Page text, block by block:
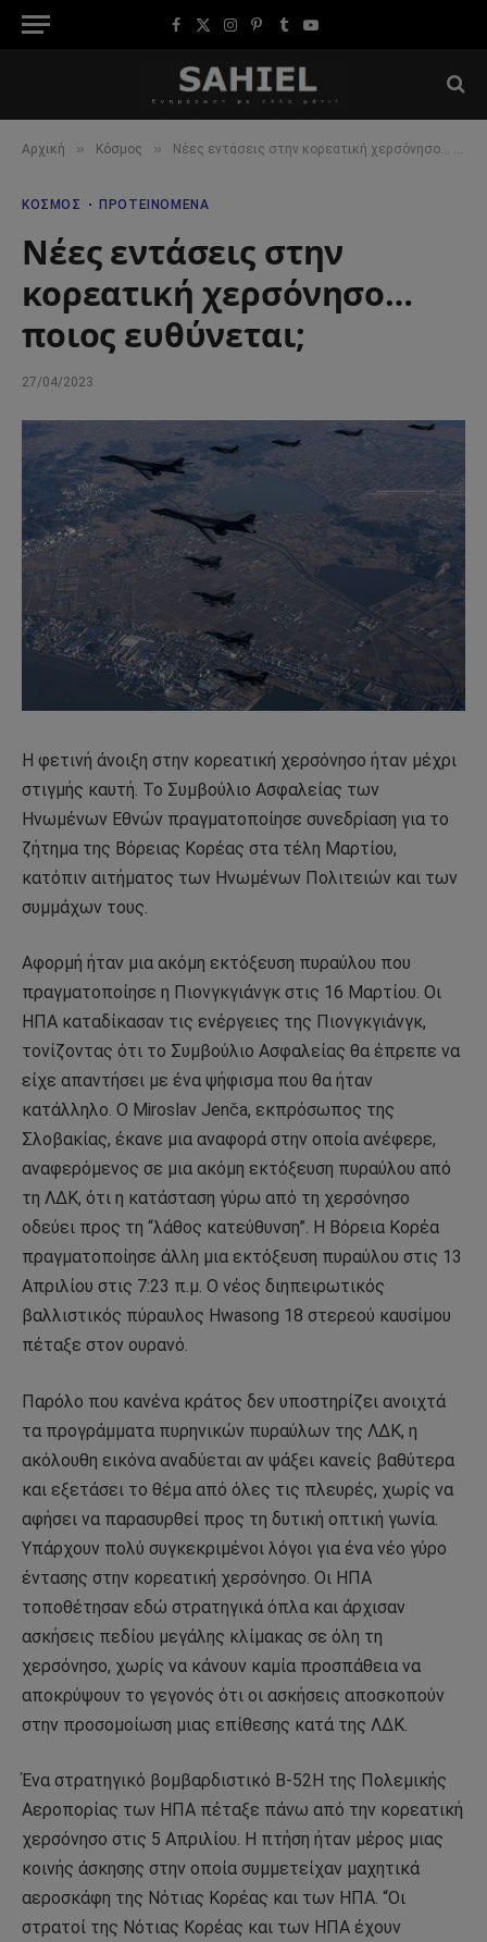
Facebook
X
Instagram
Pinterest
TumblrYouTube
Αρχική » Κόσμος » Νέες εντάσεις στην κορεατική χερσόνησο… ποιος ευθύνεται;
ΚΌΣΜΟΣ ΠΡΟΤΕΙΝΌΜΕΝΑ
Νέες εντάσεις στην
κορεατική χερσόνησο…
ποιος ευθύνεται;
27/04/2023
Η φετινή άνοιξη στην κορεατική χερσόνησο ήταν μέχρι
στιγμής καυτή. Το Συμβούλιο Ασφαλείας των
Ηνωμένων Εθνών πραγματοποίησε συνεδρίαση για το
ζήτημα της Βόρειας Κορέας στα τέλη Μαρτίου,
κατόπιν αιτήματος των Ηνωμένων Πολιτειών και των
συμμάχων τους.
Αφορμή ήταν μια ακόμη εκτόξευση πυραύλου που
πραγματοποίησε η Πιονγκγιάνγκ στις 16 Μαρτίου. Οι
ΗΠΑ καταδίκασαν τις ενέργειες της Πιονγκγιάνγκ,
τονίζοντας ότι το Συμβούλιο Ασφαλείας θα έπρεπε να
είχε απαντήσει με ένα ψήφισμα που θα ήταν
κατάλληλο. Ο Miroslav Jenča, εκπρόσωπος της
Σλοβακίας, έκανε μια αναφορά στην οποία ανέφερε,
αναφερόμενος σε μια ακόμη εκτόξευση πυραύλου από
τη ΛΔΚ, ότι η κατάσταση γύρω από τη χερσόνησο
οδεύει προς τη “λάθος κατεύθυνση”. Η Βόρεια Κορέα
πραγματοποίησε άλλη μια εκτόξευση πυραύλου στις 13
Απριλίου στις 7:23 π.μ. Ο νέος διηπειρωτικός
βαλλιστικός πύραυλος Hwasong 18 στερεού καυσίμου
πέταξε στον ουρανό.
Παρόλο που κανένα κράτος δεν υποστηρίζει ανοιχτά
τα προγράμματα πυρηνικών πυραύλων της ΛΔΚ, η
ακόλουθη εικόνα αναδύεται αν ψάξει κανείς βαθύτερα
και εξετάσει το θέμα από όλες τις πλευρές, χωρίς να
αφήσει να παρασυρθεί προς τη δυτική οπτική γωνία.
Υπάρχουν πολύ συγκεκριμένοι λόγοι για ένα νέο γύρο
έντασης στην κορεατική χερσόνησο. Οι ΗΠΑ
τοποθέτησαν εδώ στρατηγικά όπλα και άρχισαν
ασκήσεις πεδίου μεγάλης κλίμακας σε όλη τη
χερσόνησο, χωρίς να κάνουν καμία προσπάθεια να
αποκρύψουν το γεγονός ότι οι ασκήσεις αποσκοπούν
στην προσομοίωση μιας επίθεσης κατά της ΛΔΚ.
Ένα στρατηγικό βομβαρδιστικό B-52H της Πολεμικής
Αεροπορίας των ΗΠΑ πέταξε πάνω από την κορεατική
χερσόνησο στις 5 Απριλίου. Η πτήση ήταν μέρος μιας
κοινής άσκησης στην οποία συμμετείχαν μαχητικά
αεροσκάφη της Νότιας Κορέας και των ΗΠΑ. “Οι
στρατοί της Νότιας Κορέας και των ΗΠΑ έχουν